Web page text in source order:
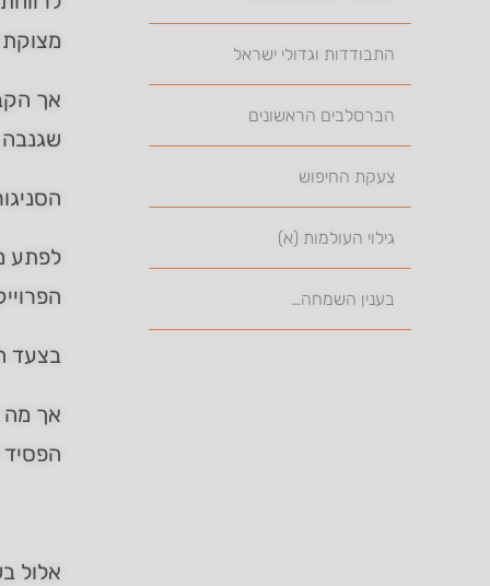
התבודדות וגדולי ישראל
הברסלבים הראשונים
צעקת החיפוש
גילוי העולמות (א)
בענין השמחה…
אך
לפתע
בצעד
אך מה
אלול